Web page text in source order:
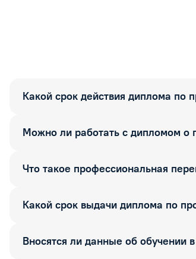
Какой срок действия диплома по
Можно ли работать с дипломом о
Что такое профессиональная
Какой срок выдачи диплома по
Вносятся ли данные об обучении